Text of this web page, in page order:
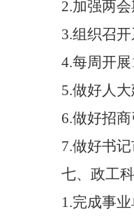
2.加强两会
3.组织召开
4.每周开展
5.做好人大
6.做好招商
7.做好书
七、 政工
1.完成事